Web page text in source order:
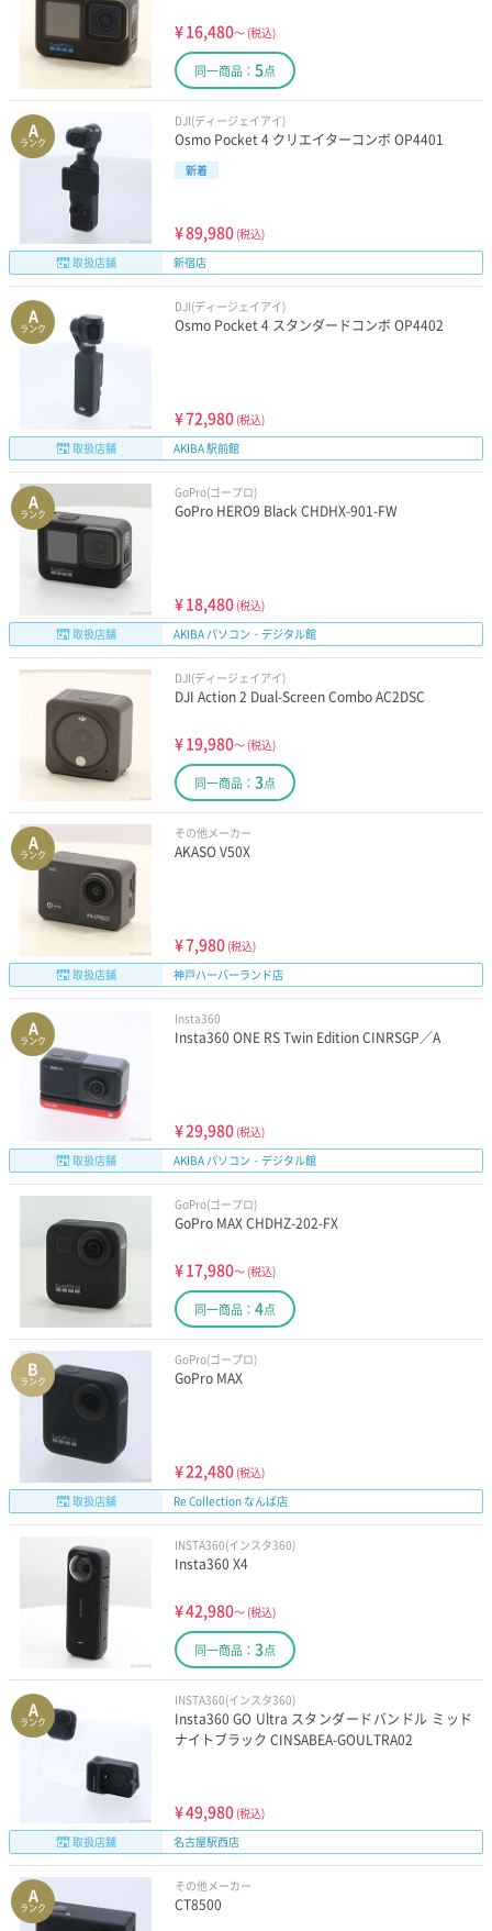
¥16,480～ (税込)
同一商品： 5点
A
ランク
DJI(ディージェイアイ)
Osmo Pocket 4 クリエイターコンボ OP4401
新着
¥89,980 (税込)
取扱店舗
新宿店
A
ランク
DJI(ディージェイアイ)
Osmo Pocket 4 スタンダードコンボ OP4402
¥72,980 (税込)
取扱店舗
AKIBA 駅前館
A
ランク
GoPro(ゴープロ)
GoPro HERO9 Black CHDHX-901-FW
¥18,480 (税込)
取扱店舗
AKIBA パソコン・デジタル館
DJI(ディージェイアイ)
DJI Action 2 Dual-Screen Combo AC2DSC
¥19,980～ (税込)
同一商品： 3点
A
ランク
その他メーカー
AKASO V50X
¥7,980 (税込)
取扱店舗
神戸ハーバーランド店
A
ランク
Insta360
Insta360 ONE RS Twin Edition CINRSGP／A
¥29,980 (税込)
取扱店舗
AKIBA パソコン・デジタル館
GoPro(ゴープロ)
GoPro MAX CHDHZ-202-FX
¥17,980～ (税込)
同一商品： 4点
B
ランク
GoPro(ゴープロ)
GoPro MAX
¥22,480 (税込)
取扱店舗
Re Collection なんば店
INSTA360(インスタ360)
Insta360 X4
¥42,980～ (税込)
同一商品： 3点
A
ランク
INSTA360(インスタ360)
Insta360 GO Ultra スタンダードバンドル ミッド
ナイトブラック CINSABEA-GOULTRA02
¥49,980 (税込)
取扱店舗
名古屋駅西店
A
ランク
その他メーカー
CT8500